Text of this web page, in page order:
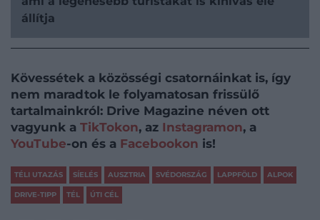
állítja
Kövessétek a közösségi csatornáinkat is, így
nem maradtok le folyamatosan frissülő
tartalmainkról: Drive Magazine néven ott
vagyunk a TikTokon, az Instagramon, a
YouTube-on és a Facebookon is!
TÉLI UTAZÁS SÍELÉS AUSZTRIA SVÉDORSZÁG LAPPFÖLD ALPOK
DRIVE-TIPP TÉL ÚTI CÉL